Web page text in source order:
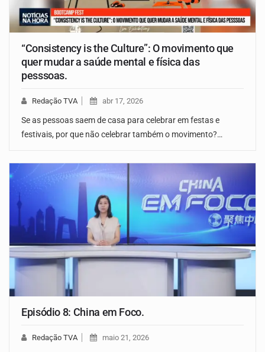
“Consistency is the Culture”: O movimento que
quer mudar a saúde mental e física das
pesssoas.
Redação TVA abr 17, 2026
Se as pessoas saem de casa para celebrar em festas e
festivais, por que não celebrar também o movimento?…
Episódio 8: China em Foco.
Redação TVA maio 21, 2026